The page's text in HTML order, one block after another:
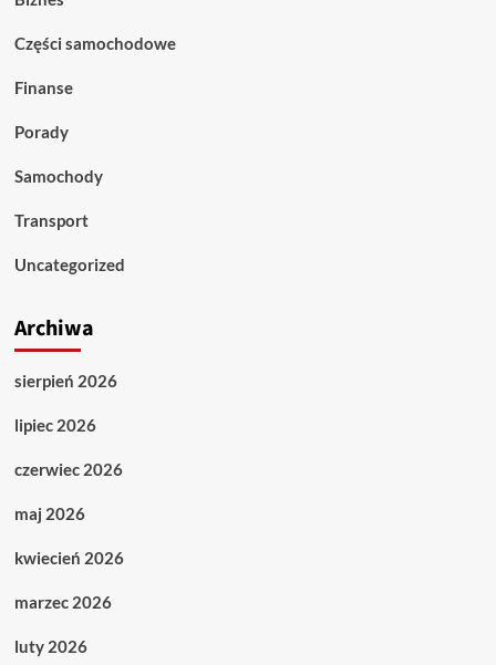
Części samochodowe
Finanse
Porady
Samochody
Transport
Uncategorized
Archiwa
sierpień 2026
lipiec 2026
czerwiec 2026
maj 2026
kwiecień 2026
marzec 2026
luty 2026